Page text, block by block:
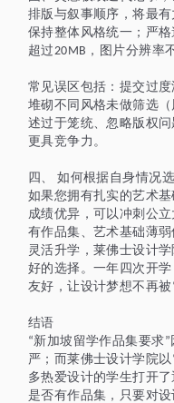
排版与叙事顺序，将最
保持整体风格统一；严
超过20MB ，图片分辨率
常见误区包括：提交过
堆砌不同风格未做筛选
述过于笼统、忽略版权
更具竞争力。
四、
如何根据自身情况
如果您拥有扎实的艺术
成绩优异，可以冲刺公
有作品集、艺术基础薄
灵活升学，莱佛士设计学
好的选择。一年四次开学
友好，让设计梦想不再被
结语
“新加坡留学作品集要求”
严；而莱佛士设计学院以
多热爱设计的学生打开
是否有作品集，只要对